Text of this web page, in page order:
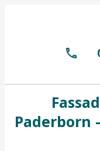
Paderborn -